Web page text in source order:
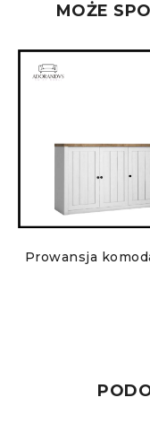
MOŻE
Prowansja